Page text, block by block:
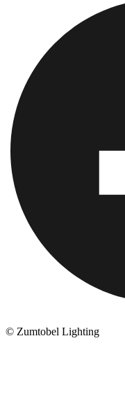
© Zumtobel Lighting